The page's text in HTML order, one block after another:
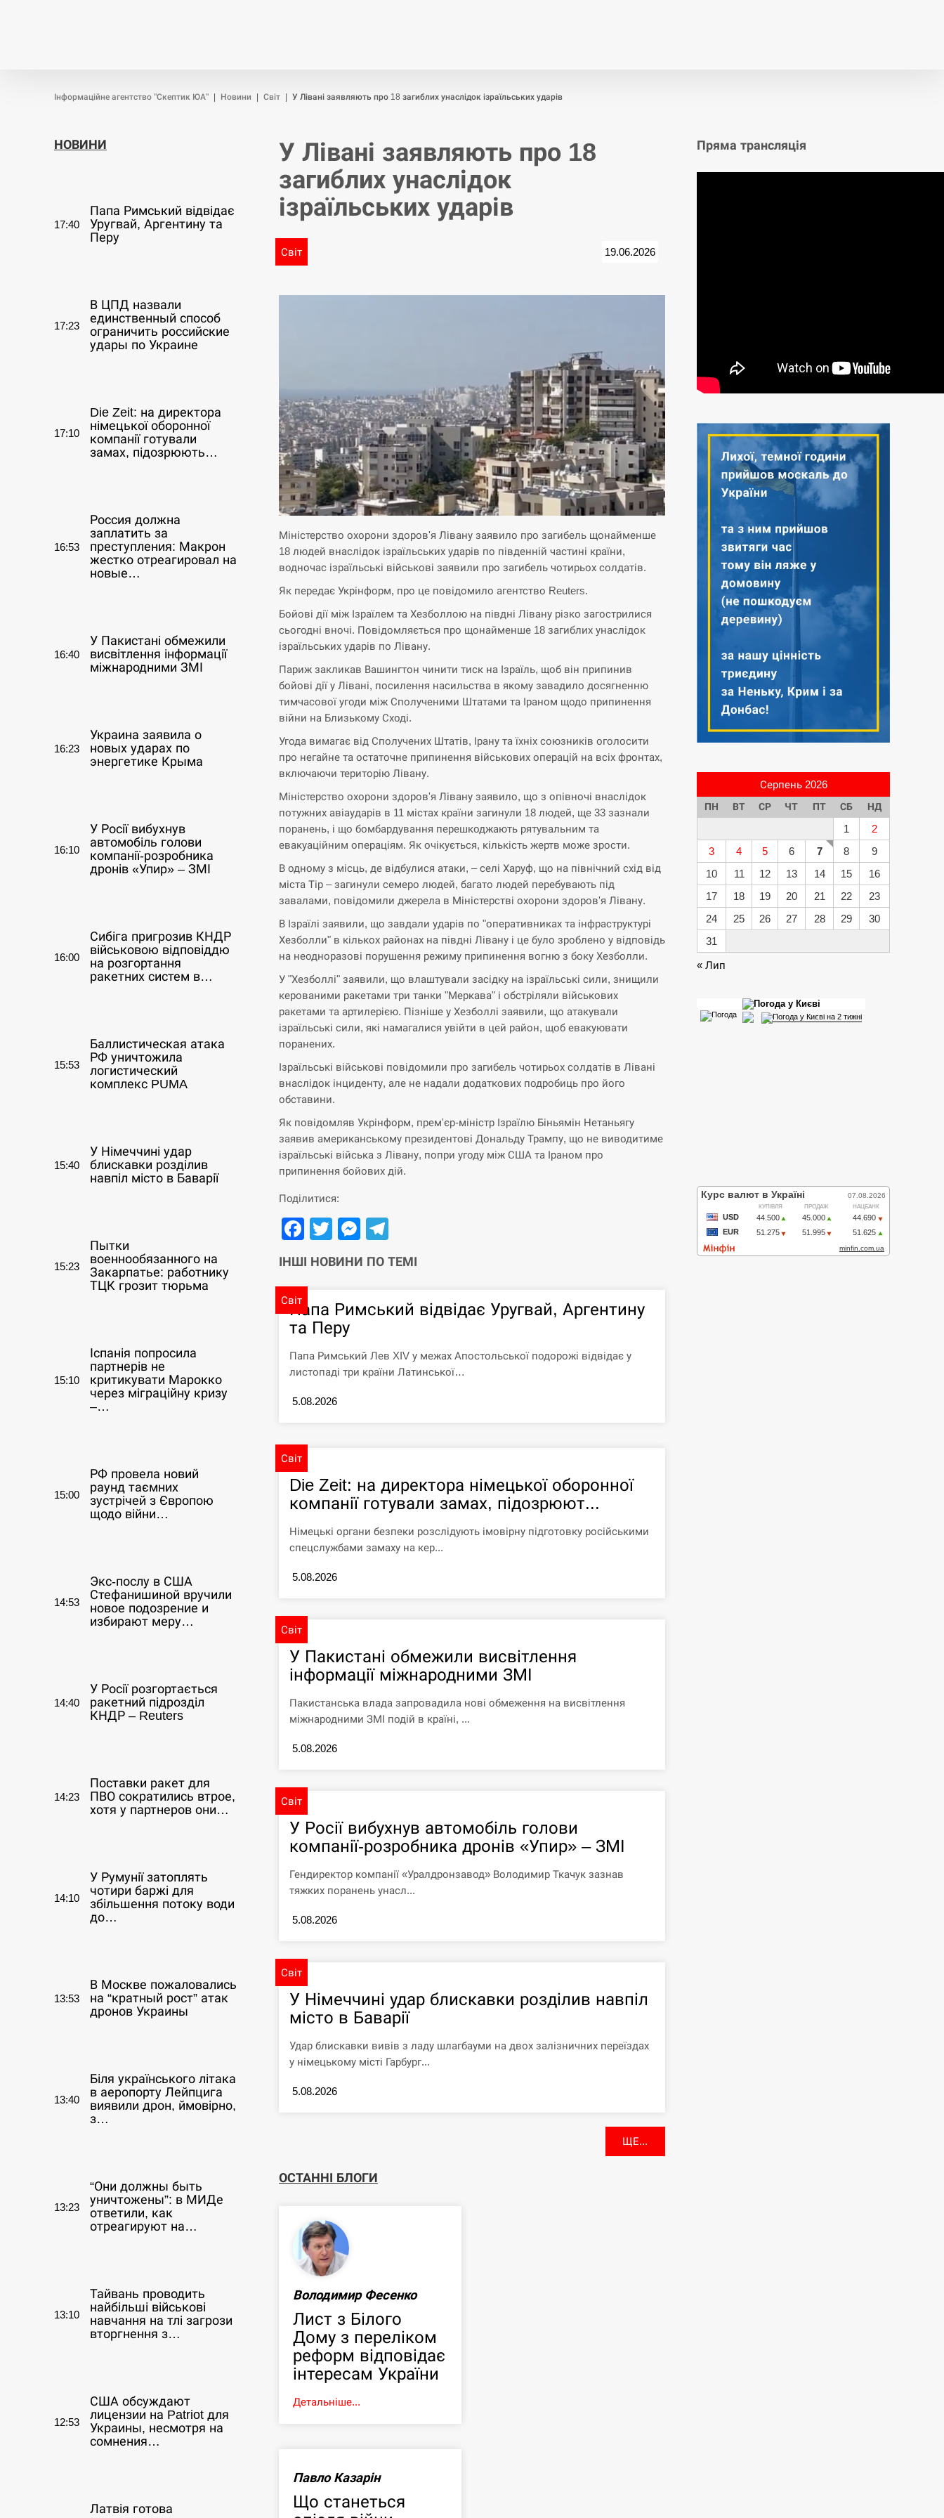
Інформаційне агентство "Скептик ЮА" Новини Світ У Лівані заявляють про 18 загиблих унаслідок ізраїльських ударів
НОВИНИ
17:40
Папа Римський відвідає
Уругвай, Аргентину та
Перу
17:23
В ЦПД назвали
единственный способ
ограничить российские
удары по Украине
17:10
Die Zeit: на директора
німецької оборонної
компанії готували
замах, підозрюють…
16:53
Россия должна
заплатить за
преступления: Макрон
жестко отреагировал на
новые…
16:40
У Пакистані обмежили
висвітлення інформації
міжнародними ЗМІ
16:23
Украина заявила о
новых ударах по
энергетике Крыма
16:10
У Росії вибухнув
автомобіль голови
компанії-розробника
дронів «Упир» – ЗМІ
16:00
Сибіга пригрозив КНДР
військовою відповіддю
на розгортання
ракетних систем в…
15:53
Баллистическая атака
РФ уничтожила
логистический
комплекс PUMA
15:40
У Німеччині удар
блискавки розділив
навпіл місто в Баварії
15:23
Пытки
военнообязанного на
Закарпатье: работнику
ТЦК грозит тюрьма
15:10
Іспанія попросила
партнерів не
критикувати Марокко
через міграційну кризу
–…
15:00
РФ провела новий
раунд таємних
зустрічей з Європою
щодо війни…
14:53
Экс-послу в США
Стефанишиной вручили
новое подозрение и
избирают меру…
14:40
У Росії розгортається
ракетний підрозділ
КНДР – Reuters
14:23
Поставки ракет для
ПВО сократились втрое,
хотя у партнеров они…
14:10
У Румунії затоплять
чотири баржі для
збільшення потоку води
до…
13:53
В Москве пожаловались
на “кратный рост” атак
дронов Украины
13:40
Біля українського літака
в аеропорту Лейпцига
виявили дрон, ймовірно,
з…
13:23
“Они должны быть
уничтожены”: в МИДе
ответили, как
отреагируют на…
13:10
Тайвань проводить
найбільші військові
навчання на тлі загрози
вторгнення з…
12:53
США обсуждают
лицензии на Patriot для
Украины, несмотря на
сомнения…
Латвія готова
У Лівані заявляють про 18
загиблих унаслідок
ізраїльських ударів
Світ 19.06.2026
Міністерство охорони здоров'я Лівану заявило про загибель щонайменше
18 людей внаслідок ізраїльських ударів по південній частині країни,
водночас ізраїльські військові заявили про загибель чотирьох солдатів.
Як передає Укрінформ, про це повідомило агентство Reuters.
Бойові дії між Ізраїлем та Хезболлою на півдні Лівану різко загострилися
сьогодні вночі. Повідомляється про щонайменше 18 загиблих унаслідок
ізраїльських ударів по Лівану.
Париж закликав Вашингтон чинити тиск на Ізраїль, щоб він припинив
бойові дії у Лівані, посилення насильства в якому завадило досягненню
тимчасової угоди між Сполученими Штатами та Іраном щодо припинення
війни на Близькому Сході.
Угода вимагає від Сполучених Штатів, Ірану та їхніх союзників оголосити
про негайне та остаточне припинення військових операцій на всіх фронтах,
включаючи територію Лівану.
Міністерство охорони здоров'я Лівану заявило, що з опівночі внаслідок
потужних авіаударів в 11 містах країни загинули 18 людей, ще 33 зазнали
поранень, і що бомбардування перешкоджають рятувальним та
евакуаційним операціям. Як очікується, кількість жертв може зрости.
В одному з місць, де відбулися атаки, – селі Харуф, що на північний схід від
міста Тір – загинули семеро людей, багато людей перебувають під
завалами, повідомили джерела в Міністерстві охорони здоров'я Лівану.
В Ізраїлі заявили, що завдали ударів по "оперативниках та інфраструктурі
Хезболли" в кількох районах на півдні Лівану і це було зроблено у відповідь
на неодноразові порушення режиму припинення вогню з боку Хезболли.
У "Хезболлі" заявили, що влаштували засідку на ізраїльські сили, знищили
керованими ракетами три танки "Меркава" і обстріляли військових
ракетами та артилерією. Пізніше у Хезболлі заявили, що атакували
ізраїльські сили, які намагалися увійти в цей район, щоб евакуювати
поранених.
Ізраїльські військові повідомили про загибель чотирьох солдатів в Лівані
внаслідок інциденту, але не надали додаткових подробиць про його
обставини.
Як повідомляв Укрінформ, прем'єр-міністр Ізраїлю Біньямін Нетаньягу
заявив американському президентові Дональду Трампу, що не виводитиме
ізраїльські війська з Лівану, попри угоду між США та Іраном про
припинення бойових дій.
Поділитися:
Facebook
TwitterMessenger
ІНШІ НОВИНИ ПО ТЕМІ
Світ
Папа Римський відвідає Уругвай, Аргентину
та Перу
Папа Римський Лев XIV у межах Апостольської подорожі відвідає у
листопаді три країни Латинської…
5.08.2026
Світ
Die Zeit: на директора німецької оборонної
компанії готували замах, підозрюют...
Німецькі органи безпеки розслідують імовірну підготовку російськими
спецслужбами замаху на кер...
5.08.2026
Світ
У Пакистані обмежили висвітлення
інформації міжнародними ЗМІ
Пакистанська влада запровадила нові обмеження на висвітлення
міжнародними ЗМІ подій в країні, ...
5.08.2026
Світ
У Росії вибухнув автомобіль голови
компанії-розробника дронів «Упир» – ЗМІ
Гендиректор компанії «Уралдронзавод» Володимир Ткачук зазнав
тяжких поранень унасл...
5.08.2026
Світ
У Німеччині удар блискавки розділив навпіл
місто в Баварії
Удар блискавки вивів з ладу шлагбауми на двох залізничних переїздах
у німецькому місті Гарбург...
5.08.2026
ЩЕ...
ОСТАННІ БЛОГИ
Володимир Фесенко
Лист з Білого
Дому з переліком
реформ відповідає
інтересам України
Детальніше...
Павло Казарін
Що станеться
Пряма трансляція
Серпень 2026
ПН ВТ СР ЧТ ПТ СБ НД
1
2
3
4 5 6 7 8
9
10
11 12 13 14 15
16
17
18 19 20 21 22
23
24
25 26 27 28 29
30
31
« Лип